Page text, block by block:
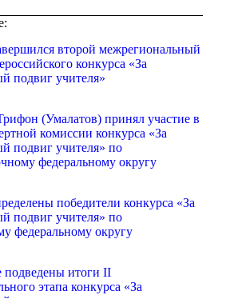
второй межрегиональный
конкурса «За
подвиг учителя»
(Умалатов) принял участие в
комиссии конкурса «За
подвиг учителя» по
федеральному округу
победители конкурса «За
подвиг учителя» по
федеральному округу
подведены итоги II
этапа конкурса «За